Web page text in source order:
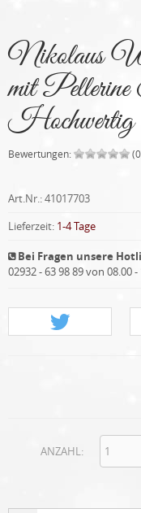
Nikolaus
mit
Hochwertig
Bewertungen:
Art.Nr.:41017703
Lieferzeit: 1-4 Tage
Bei Fragen unsere
02932 - 63 98 89 von 08.00
ANZAHL: